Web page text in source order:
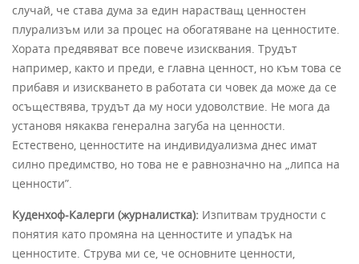
случай, че става дума за един нарастващ ценностен
плурализъм или за процес на обогатяване на ценностите.
Хората предявяват все повече изисквания. Трудът
например, както и преди, е главна ценност, но към това се
прибавя и изискването в работата си човек да може да се
осъществява, трудът да му носи удоволствие. Не мога да
установя някаква генерална загуба на ценности.
Естествено, ценностите на индивидуализма днес имат
силно предимство, но това не е равнозначно на „липса на
ценности”.
Куденхоф-Калерги (журналистка): Изпитвам трудности с
понятия като промяна на ценностите и упадък на
ценностите. Струва ми се, че основните ценности,